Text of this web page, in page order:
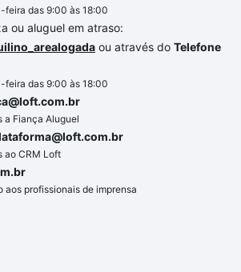
das 9:00 às 18:00
ou aluguel em atraso:
ou através do Telefone
das 9:00 às 18:00
a Fiança Aluguel
ao CRM Loft
profissionais de imprensa